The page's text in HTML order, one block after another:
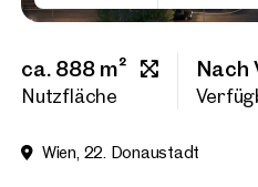
ca. 888 m²
Nutzfläche
Nach
Wien, 22. Donaustadt